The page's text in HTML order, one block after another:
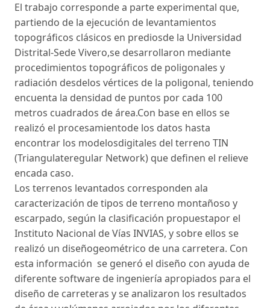
El trabajo corresponde a parte experimental que,
partiendo de la ejecución de levantamientos
topográficos clásicos en prediosde la Universidad
Distrital-Sede Vivero,se desarrollaron mediante
procedimientos topográficos de poligonales y
radiación desdelos vértices de la poligonal, teniendo
encuenta la densidad de puntos por cada 100
metros cuadrados de área.Con base en ellos se
realizó el procesamientode los datos hasta
encontrar los modelosdigitales del terreno TIN
(Triangulateregular Network) que definen el relieve
encada caso.
Los terrenos levantados corresponden ala
caracterización de tipos de terreno montañoso y
escarpado, según la clasificación propuestapor el
Instituto Nacional de Vías INVIAS, y sobre ellos se
realizó un diseñogeométrico de una carretera. Con
esta información se generó el diseño con ayuda de
diferente software de ingeniería apropiados para el
diseño de carreteras y se analizaron los resultados